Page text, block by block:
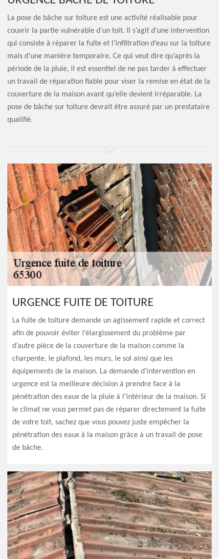
La pose de bâche sur toiture est une activité réalisable pour
couvrir la partie vulnérable d’un toit. Il s’agit d’une intervention
qui consiste à réparer la fuite et l’infiltration d’eau sur la toiture
mais d’une manière temporaire. Ce qui veut dire qu’après la
période de la pluie, il est essentiel de ne pas tarder à effectuer
un travail de réparation fiable pour viser la remise en état de la
couverture de la maison avant qu’elle devient irréparable. La
pose de bâche sur toiture devrait être assuré par un prestataire
qualifié.
URGENCE FUITE DE TOITURE
La fuite de toiture demande un agissement rapide et correct
afin de pouvoir éviter l’élargissement du problème par
d’autre pièce de la couverture de la maison comme la
charpente, le plafond, les murs, le sol ainsi que les
équipements de la maison. La demande d’intervention en
urgence est la meilleure décision à prendre face à la
pénétration des eaux de la pluie à l’intérieur de la maison. Si
le climat ne vous permet pas de réparer directement la fuite
de votre toit, sachez que vous pouvez juste empêcher la
pénétration des eaux à la maison grâce à un travail de pose
de bâche.